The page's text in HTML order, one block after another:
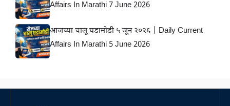
Affairs In Marathi 7 June 2026
आजच्या चालू घडामोडी ५ जून २०२६ | Daily Current
Affairs In Marathi 5 June 2026